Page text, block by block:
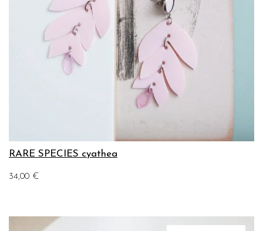
RARE SPECIES cyathea
34,00 €